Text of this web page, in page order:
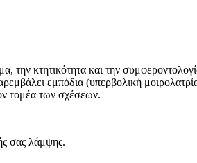
κτητικότητα και την
εμπόδια (υπερβολική
τομέα των σχέσεων.
σας λάμψης.